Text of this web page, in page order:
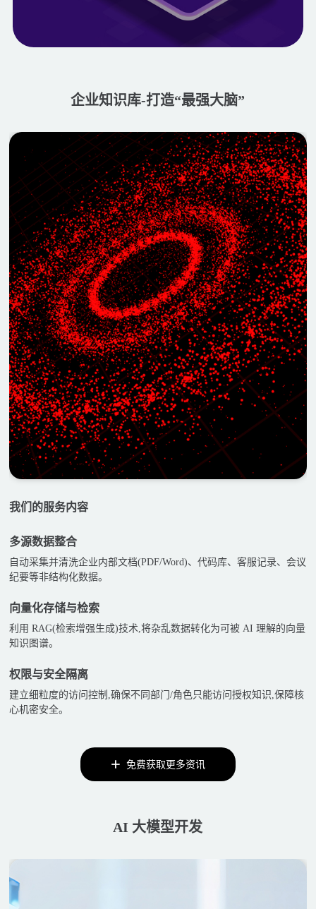
企业知识库-打造“最强大脑”
我们的服务内容
多源数据整合
自动采集并清洗企业内部文档(PDF/Word)、代码库、客服记录、会议
纪要等非结构化数据。
向量化存储与检索
利用 RAG(检索增强生成)技术,将杂乱数据转化为可被 AI 理解的向量
知识图谱。
权限与安全隔离
建立细粒度的访问控制,确保不同部门/角色只能访问授权知识,保障核
心机密安全。
免费获取更多资讯
AI 大模型开发